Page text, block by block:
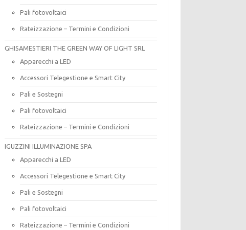
Pali fotovoltaici
Rateizzazione – Termini e Condizioni
GHISAMESTIERI THE GREEN WAY OF LIGHT SRL
Apparecchi a LED
Accessori Telegestione e Smart City
Pali e Sostegni
Pali fotovoltaici
Rateizzazione – Termini e Condizioni
IGUZZINI ILLUMINAZIONE SPA
Apparecchi a LED
Accessori Telegestione e Smart City
Pali e Sostegni
Pali fotovoltaici
Rateizzazione – Termini e Condizioni